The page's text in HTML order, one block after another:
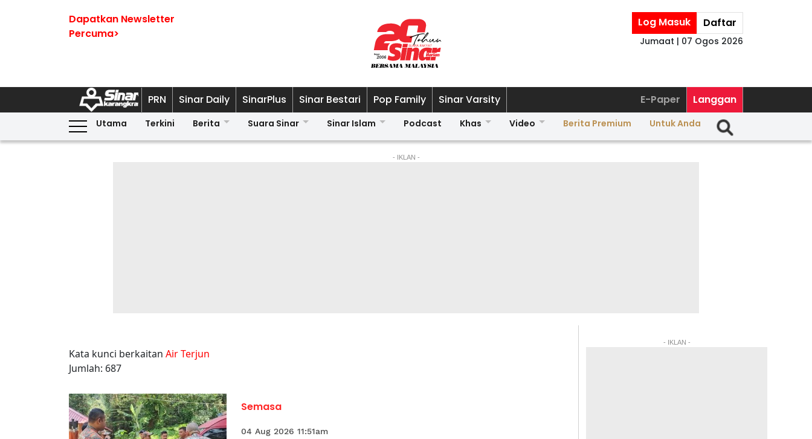
Dapatkan Newsletter
Percuma>
Log Masuk Daftar
Jumaat | 07 Ogos 2026
PRN Sinar Daily SinarPlus Sinar Bestari Pop Family Sinar Varsity E-Paper Langgan
Utama Terkini Berita Suara Sinar Sinar Islam Podcast Khas Video Berita Premium Untuk Anda
- IKLAN -
Kata kunci berkaitan Air Terjun
Jumlah: 687
Semasa
04 Aug 2026 11:51am
- IKLAN -